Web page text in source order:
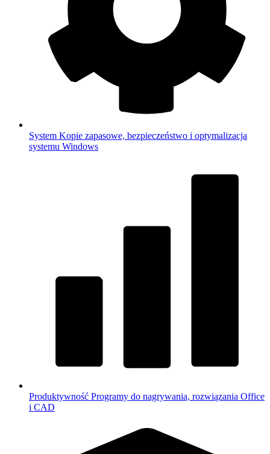
System Kopie zapasowe, bezpieczeństwo i optymalizacja
systemu Windows
Produktywność Programy do nagrywania, rozwiązania Office
i CAD